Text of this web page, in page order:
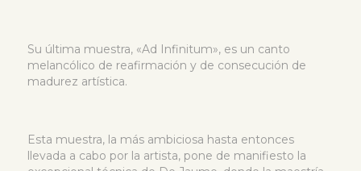
Su última muestra, «Ad Infinitum», es un canto
melancólico de reafirmación y de consecución de
madurez artística.
Esta muestra, la más ambiciosa hasta entonces
llevada a cabo por la artista, pone de manifiesto la